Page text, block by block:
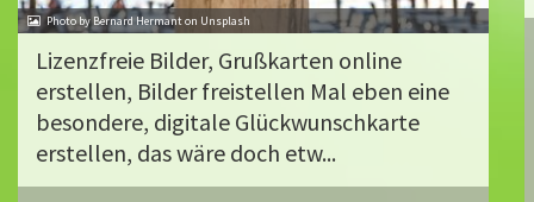
Photo by Bernard Hermant on Unsplash
Lizenzfreie Bilder, Grußkarten online
erstellen, Bilder freistellen Mal eben eine
besondere, digitale Glückwunschkarte
erstellen, das wäre doch etw...